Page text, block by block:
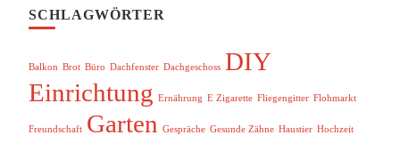
SCHLAGWÖRTER
Balkon Brot Büro Dachfenster Dachgeschoss DIY
Einrichtung Ernährung E Zigarette Fliegengitter Flohmarkt
Freundschaft Garten Gespräche Gesunde Zähne Haustier Hochzeit